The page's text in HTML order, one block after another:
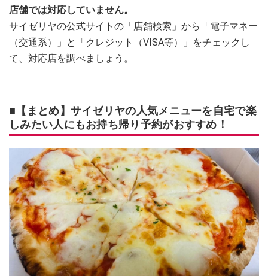
店舗では対応していません。
サイゼリヤの公式サイトの「店舗検索」から「電子マネー
（交通系）」と「クレジット（VISA等）」をチェックし
て、対応店を調べましょう。
■【まとめ】サイゼリヤの人気メニューを自宅で楽
しみたい人にもお持ち帰り予約がおすすめ！